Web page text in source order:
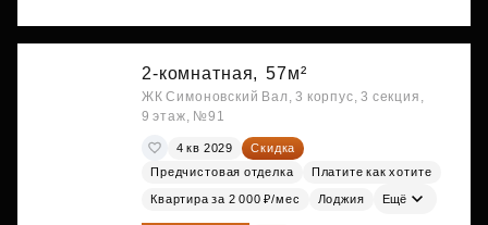
2-комнатная, 57м²
ЖК Симоновский Вал, 3 корпус, 3 секция,
9 этаж, №91
4 кв 2029
Скидка
Предчистовая отделка
Платите как хотите
Квартира за 2 000 ₽/мес Лоджия Ещё